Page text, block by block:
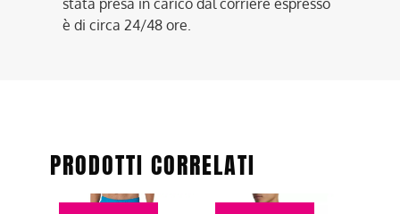
è di circa 24/48 ore.
PRODOTTI CORRELATI
Questo
Questo